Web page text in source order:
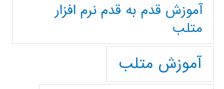
آموزش قدم به قدم نرم افزار
متلب
آموزش متلب